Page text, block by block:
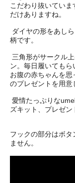
こだわり抜いてい
だけありますね。
ダイヤの形をあし
柄です。
三角形がサークル
ン。毎日履いてもら
お腹の赤ちゃんを
のプレゼントを用意
愛情たっぷりな
ズキット、プレゼン
フックの部分はボ
ません。